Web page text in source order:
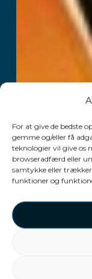
For at give de bedste
gemme og/eller få
teknologier vil give os
browseradfærd eller
samtykke eller
funktioner og